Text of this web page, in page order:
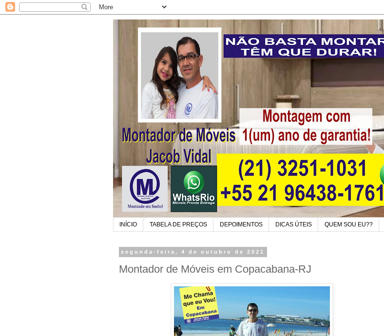
INÍCIO TABELA DE PREÇOS DEPOIMENTOS DICAS ÚTEIS QUEM SOU EU??
segunda-feira, 4 de outubro de 2021
Montador de Móveis em Copacabana-RJ